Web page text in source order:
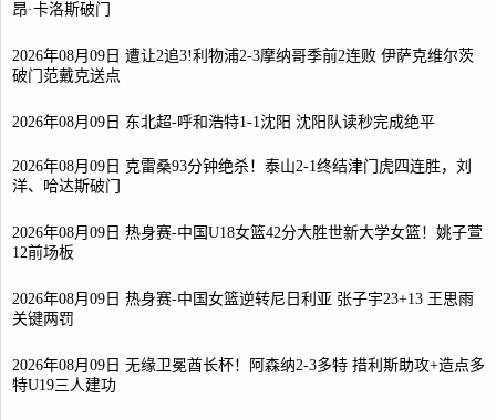
昂·卡洛斯破门
2026年08月09日 遭让2追3!利物浦2-3摩纳哥季前2连败 伊萨克维尔茨
破门范戴克送点
2026年08月09日 东北超-呼和浩特1-1沈阳 沈阳队读秒完成绝平
2026年08月09日 克雷桑93分钟绝杀！泰山2-1终结津门虎四连胜，刘
洋、哈达斯破门
2026年08月09日 热身赛-中国U18女篮42分大胜世新大学女篮！姚子萱
12前场板
2026年08月09日 热身赛-中国女篮逆转尼日利亚 张子宇23+13 王思雨
关键两罚
2026年08月09日 无缘卫冕酋长杯！阿森纳2-3多特 措利斯助攻+造点多
特U19三人建功